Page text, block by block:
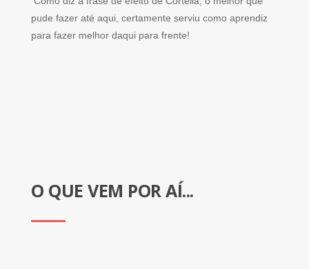
pude fazer até aqui, certamente serviu como aprendiz
para fazer melhor daqui para frente!
O QUE VEM POR AÍ...